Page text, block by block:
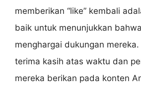
memberikan “like” kembali
baik untuk menunjukkan
menghargai dukungan
terima kasih atas waktu dan
mereka berikan pada konten